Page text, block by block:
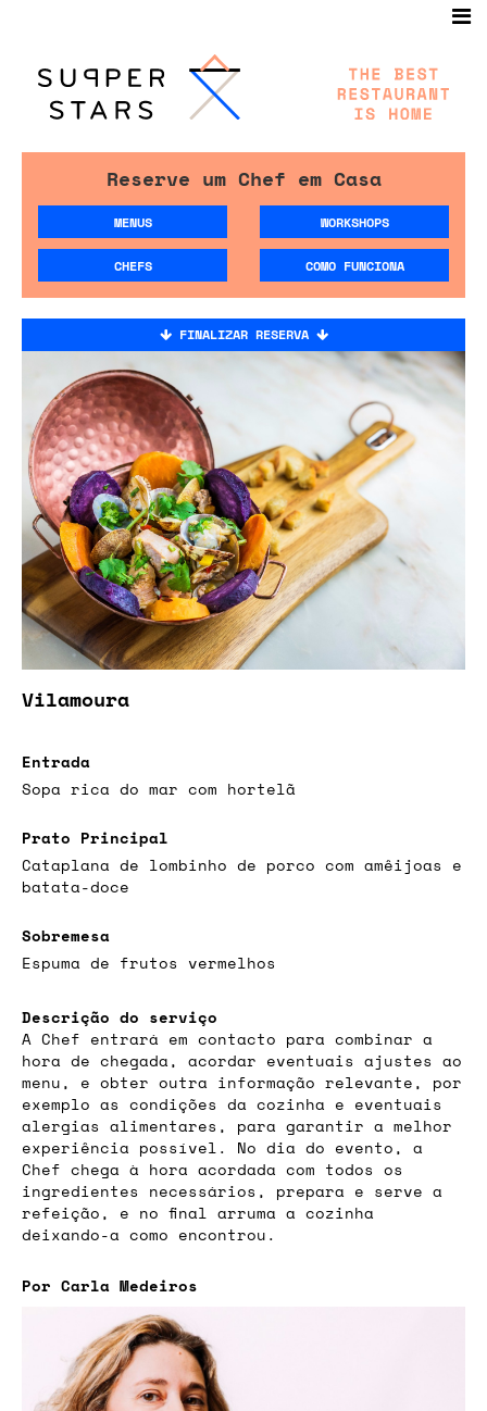
Reserve um Chef em Casa
MENUS WORKSHOPS
CHEFS COMO FUNCIONA
FINALIZAR RESERVA
Vilamoura
Entrada
Sopa rica do mar com hortelã
Prato Principal
Cataplana de lombinho de porco com amêijoas e
batata-doce
Sobremesa
Espuma de frutos vermelhos
Descrição do serviço
A Chef entrará em contacto para combinar a
hora de chegada, acordar eventuais ajustes ao
menu, e obter outra informação relevante, por
exemplo as condições da cozinha e eventuais
alergias alimentares, para garantir a melhor
experiência possível. No dia do evento, a
Chef chega à hora acordada com todos os
ingredientes necessários, prepara e serve a
refeição, e no final arruma a cozinha
deixando-a como encontrou.
Por Carla Medeiros